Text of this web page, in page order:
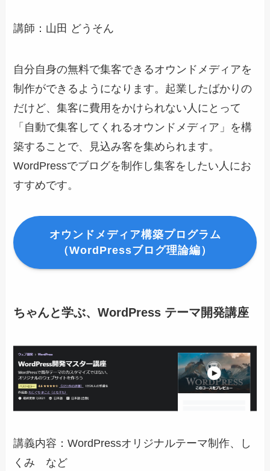
講師：山田 どうそん
自分自身の無料で集客できるオウンドメディアを
制作ができるようになります。起業したばかりの
だけど、集客に費用をかけられない人にとって
「自動で集客してくれるオウンドメディア」を構
築することで、見込み客を集められます。
WordPressでブログを制作し集客をしたい人にお
すすめです。
オウンドメディア構築プログラム
（WordPressブログ理論編）
ちゃんと学ぶ、WordPress テーマ開発講座
講義内容：WordPressオリジナルテーマ制作、し
くみ など